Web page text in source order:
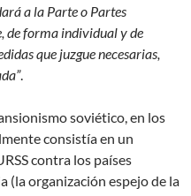
a la Parte o Partes
de forma individual y de
que juzgue necesarias,
.
soviético, en los
consistía en un
contra los países
(la organización espejo de la